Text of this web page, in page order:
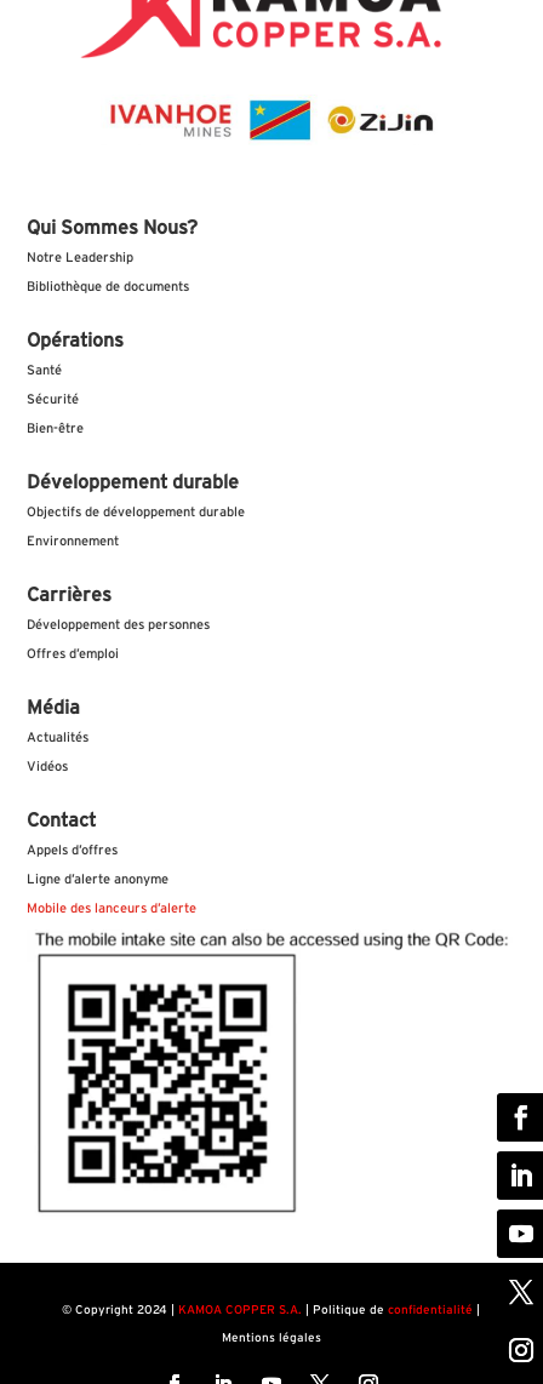
Qui Sommes Nous?
Notre Leadership
Bibliothèque de documents
Opérations
Santé
Sécurité
Bien-être
Développement durable
Objectifs de développement durable
Environnement
Carrières
Développement des personnes
Offres d’emploi
Média
Actualités
Vidéos
Contact
Appels d’offres
Ligne d’alerte anonyme
Mobile des lanceurs d’alerte
©Copyright 2024 | KAMOA COPPER S.A. Politique deconfidentialité
Mentions légales